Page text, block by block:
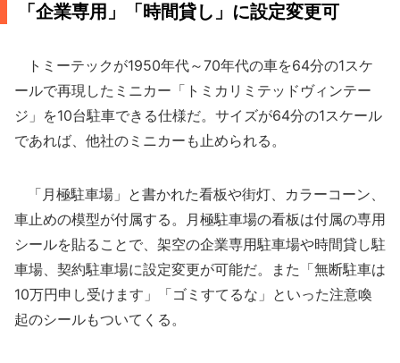
「企業専用」「時間貸し」に設定変更可
トミーテックが1950年代～70年代の車を64分の1スケ
ールで再現したミニカー「トミカリミテッドヴィンテー
ジ」を10台駐車できる仕様だ。サイズが64分の1スケール
であれば、他社のミニカーも止められる。
「月極駐車場」と書かれた看板や街灯、カラーコーン、
車止めの模型が付属する。月極駐車場の看板は付属の専用
シールを貼ることで、架空の企業専用駐車場や時間貸し駐
車場、契約駐車場に設定変更が可能だ。また「無断駐車は
10万円申し受けます」「ゴミすてるな」といった注意喚
起のシールもついてくる。